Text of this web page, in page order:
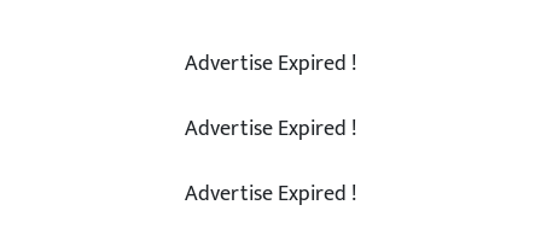
Advertise Expired !
Advertise Expired !
Advertise Expired !